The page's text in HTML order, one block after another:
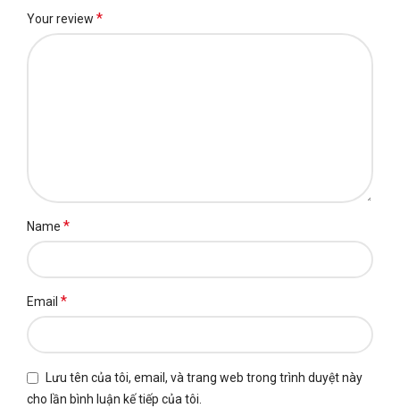
Your review *
Name *
Email *
Lưu tên của tôi, email, và trang web trong trình duyệt này
cho lần bình luận kế tiếp của tôi.